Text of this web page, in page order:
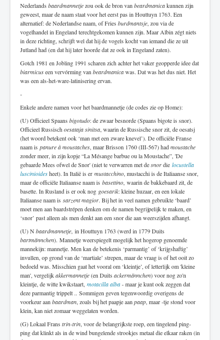
Nederlands baardmannetjezou ook de bron van beardmanicakunnen zijn
geweest, maar de naam staat voor het eerst pas in Houttuyn 1763. Een
alternatief: de Nederlandse naam, of Fries burdmantsje, zou via de
vogelhandel in Engeland terechtgekomen kunnen zijn. Maar Albin zégt niets
in deze richting, schrijft wel dat hij de vogels kocht van iemand die ze uit
Jutland had (en dat hij later hoorde dat ze ook in Engeland zaten).
Gotch 1981 en Jobling 1991 scharen zich achter het vaker geopperde idee dat
biarmicuseen vervórming van beardmanicawas. Dat was het dus niet. Het
was een als-het-ware-latinisering ervan.
-
Enkele andere namen voor het baardmannetje (de codes zie op Home):
(U) Officieel Spaans bigotudo: de zwaar besnorde (Spaans bigote is snor).
Officieel Russisch oesataja sinitsa, waarin de Russische snor zit, de oesatsj
(het woord betekent ook ‘man met een zware knevel’). De officiële Franse
naam is panure à moustaches, maar Brisson 1760 (III-567) hadmoustache
zonder meer, in zijn kopje “La Mésange barbue ou la Moustache”, 'De
gebaarde Mees ofwel de Snor' (niet te verwarren met desnordie locustella
luscinioidesheet). In Italië is er mustacchino, mustacchi is de Italiaanse snor,
maar de officiële Italiaanse naam is basettino, waarin de bakkebaard zit, de
basette. In Rusland is er ook nog goesarik: kleine huzaar, en een lokale
Italiaanse naam is sarzent magior. Bij het in veel namen gebruikte ‘baard’
moet men aan baardstrépen denken om de namen begrijpelijk te maken, en
‘snor’ past alleen als men denkt aan een snor die aan weerszijden afhangt.
(U) Nbaardmannetje, in Houttuyn 1763 (werd in 1779 Duits
bartmännchen). Mannetje weerspiegelt mogelijk het hogerop genoemde
mannekijn: mannetje. Men kan de betekenis ‘parmantig’ of ‘krijgshaftig’
invullen, op grond van de ‘martiale’ strepen, maar de vraag is of het ooit zo
bedoeld was. Misschien gaat het vooral om ‘kleintje’, of letterlijk om 'kleine
man', vergelijkakkermannetje(en Duits ackermännchen) voor nog zo'n
kleintje, de witte kwikstaart, motacilla alba- maar je kunt ook zeggen dat
deze parmantig trippelt .. Sommigen geven tegenwoordig overigens de
voorkeur aan baardman, zoals bij het paapje aan paap, maar -tje stond voor
klein, kan niet zomaar weggelaten worden.
(G) Lokaal Frans trin-trin, voor de belangrijkste roep, een tingelend ping-
ping dat klinkt als in de wind bungelende strookjes metaal die elkaar raken (in